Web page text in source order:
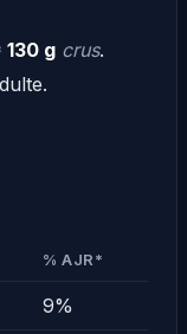
130 g crus.
% AJR*
9%